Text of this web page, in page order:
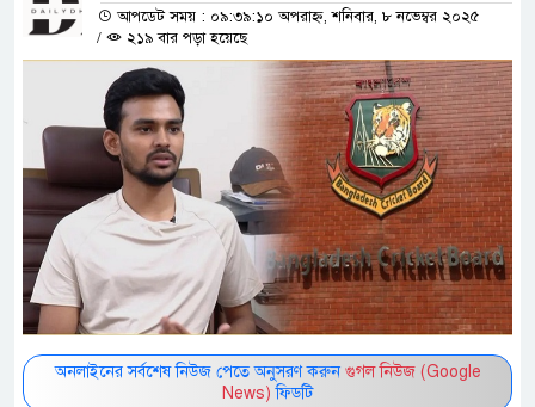
আপডেট সময় : ০৯:৩৯:১০ অপরাহ্ন, শনিবার, ৮ নভেম্বর ২০২৫
/
২১৯ বার পড়া হয়েছে
অনলাইনের সর্বশেষ নিউজ পেতে অনুসরণ করুন গুগল নিউজ (Google
News) ফিডটি